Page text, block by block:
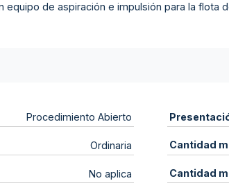
de aspiración e impulsión para la flota
Procedimiento Abierto
Ordinaria
No aplica
Cantidad
Cantidad